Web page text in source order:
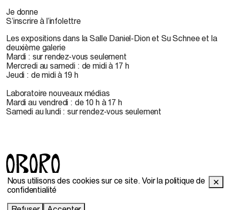
Je donne
S’inscrire à l’infolettre
Les expositions dans la Salle Daniel-Dion et Su Schnee et la
deuxième galerie
Mardi : sur rendez-vous seulement
Mercredi au samedi : de midi à 17 h
Jeudi : de midi à 19 h
Laboratoire nouveaux médias
Mardi au vendredi : de 10 h à 17 h
Samedi au lundi : sur rendez-vous seulement
© 2022 OBORO. Il est interdit de reproduire, télécharger,
contenus d'OBORO sans autorisation préalable.
Nous utilisons des cookies sur ce site. Voir la politique de
confidentialité
✕